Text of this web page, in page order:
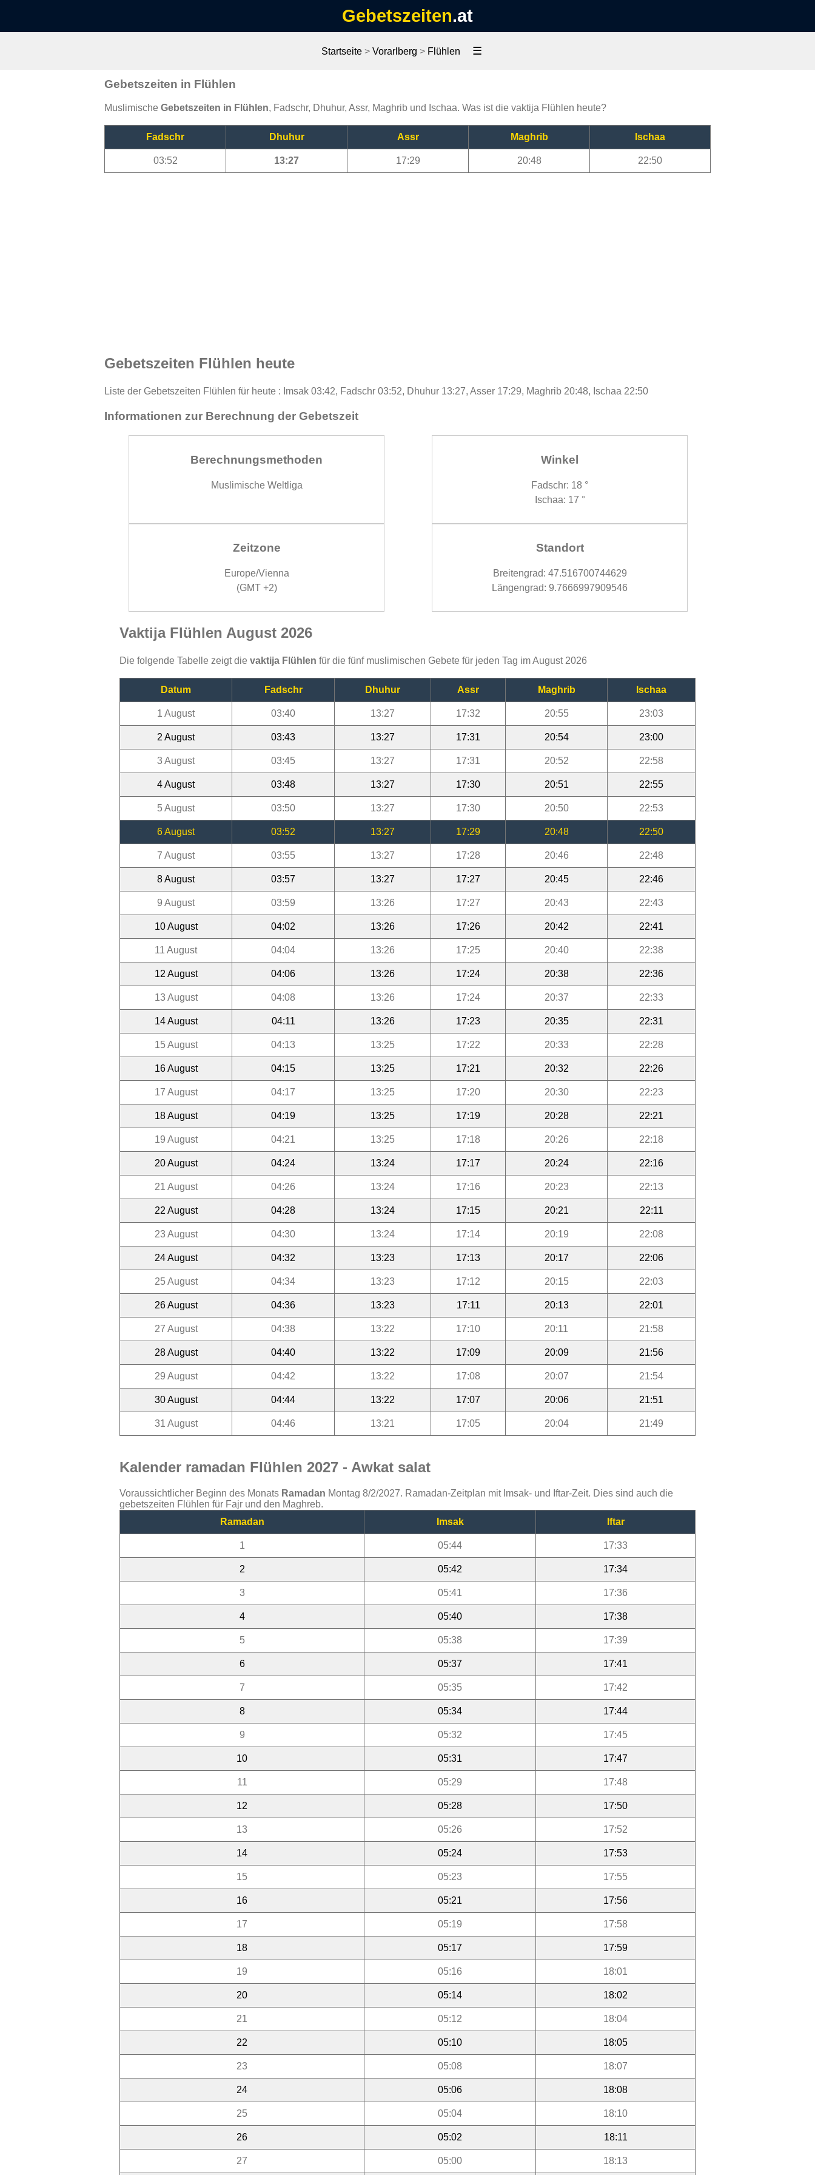
Gebetszeiten.at
Startseite> Vorarlberg > Flühlen ☰
Gebetszeiten in Flühlen
Muslimische Gebetszeiten in Flühlen, Fadschr, Dhuhur, Assr, Maghrib und Ischaa. Was ist die vaktija Flühlen heute?
Fadschr Dhuhur Assr Maghrib Ischaa
03:52 13:27 17:29 20:48 22:50
Gebetszeiten Flühlen heute
Liste der Gebetszeiten Flühlen für heute : Imsak 03:42, Fadschr 03:52, Dhuhur 13:27, Asser 17:29, Maghrib 20:48, Ischaa 22:50
Informationen zur Berechnung der Gebetszeit
Berechnungsmethoden
Muslimische Weltliga
Winkel
Fadschr: 18 °
Ischaa: 17 °
Zeitzone
Europe/Vienna
(GMT +2)
Standort
Breitengrad: 47.516700744629
Längengrad: 9.7666997909546
Vaktija Flühlen August 2026
Die folgende Tabelle zeigt die vaktija Flühlen für die fünf muslimischen Gebete für jeden Tag im August 2026
Datum Fadschr Dhuhur Assr Maghrib Ischaa
1 August 03:40 13:27 17:32 20:55 23:03
2 August 03:43 13:27 17:31 20:54 23:00
3 August 03:45 13:27 17:31 20:52 22:58
4 August 03:48 13:27 17:30 20:51 22:55
5 August 03:50 13:27 17:30 20:50 22:53
6 August 03:52 13:27 17:29 20:48 22:50
7 August 03:55 13:27 17:28 20:46 22:48
8 August 03:57 13:27 17:27 20:45 22:46
9 August 03:59 13:26 17:27 20:43 22:43
10 August 04:02 13:26 17:26 20:42 22:41
11 August 04:04 13:26 17:25 20:40 22:38
12 August 04:06 13:26 17:24 20:38 22:36
13 August 04:08 13:26 17:24 20:37 22:33
14 August 04:11 13:26 17:23 20:35 22:31
15 August 04:13 13:25 17:22 20:33 22:28
16 August 04:15 13:25 17:21 20:32 22:26
17 August 04:17 13:25 17:20 20:30 22:23
18 August 04:19 13:25 17:19 20:28 22:21
19 August 04:21 13:25 17:18 20:26 22:18
20 August 04:24 13:24 17:17 20:24 22:16
21 August 04:26 13:24 17:16 20:23 22:13
22 August 04:28 13:24 17:15 20:21 22:11
23 August 04:30 13:24 17:14 20:19 22:08
24 August 04:32 13:23 17:13 20:17 22:06
25 August 04:34 13:23 17:12 20:15 22:03
26 August 04:36 13:23 17:11 20:13 22:01
27 August 04:38 13:22 17:10 20:11 21:58
28 August 04:40 13:22 17:09 20:09 21:56
29 August 04:42 13:22 17:08 20:07 21:54
30 August 04:44 13:22 17:07 20:06 21:51
31 August 04:46 13:21 17:05 20:04 21:49
Kalender ramadan Flühlen 2027 - Awkat salat
Voraussichtlicher Beginn des Monats Ramadan Montag 8/2/2027. Ramadan-Zeitplan mit Imsak- und Iftar-Zeit. Dies sind auch die
gebetszeiten Flühlen für Fajr und den Maghreb.
Ramadan
Imsak Iftar
1 05:44 17:33
2 05:42 17:34
3 05:41 17:36
4 05:40 17:38
5 05:38 17:39
6 05:37 17:41
7 05:35 17:42
8 05:34 17:44
9 05:32 17:45
10 05:31 17:47
11 05:29 17:48
12 05:28 17:50
13 05:26 17:52
14 05:24 17:53
15 05:23 17:55
16 05:21 17:56
17 05:19 17:58
18 05:17 17:59
19 05:16 18:01
20 05:14 18:02
21 05:12 18:04
22 05:10 18:05
23 05:08 18:07
24 05:06 18:08
25 05:04 18:10
26 05:02 18:11
27 05:00 18:13